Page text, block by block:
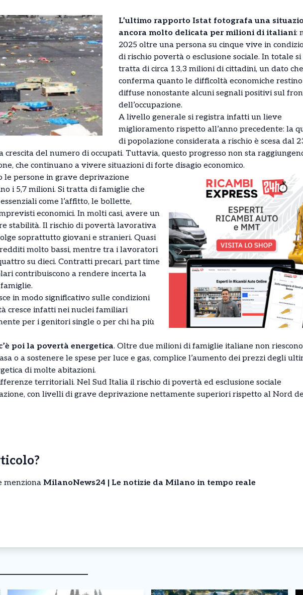
L’ultimo rapporto Istat fotografa una
ancora molto delicata per milioni di italiani:
2025 oltre una persona su cinque vive in
di rischio povertà o esclusione sociale. In totale si
tratta di circa 13,3 milioni di cittadini, un dato che
conferma quanto le difficoltà economiche restino
diffuse nonostante alcuni segnali positivi sul
dell’occupazione.
A livello generale si registra infatti un lieve
miglioramento rispetto all’anno precedente: la
di popolazione considerata a rischio è scesa dal
crescita del numero di occupati. Tuttavia, questo progresso non sta
che continuano a vivere situazioni di forte disagio economico.
le persone in grave deprivazione
i 5,7 milioni. Si tratta di famiglie che
come l’affitto, le bollette,
economici. In molti casi, avere un
stabilità. Il rischio di povertà lavorativa
soprattutto giovani e stranieri. Quasi
molto bassi, mentre tra i lavoratori
su dieci. Contratti precari, part time
contribuiscono a rendere incerta la
in modo significativo sulle condizioni
cresce infatti nei nuclei familiari
per i genitori single o per chi ha più
poi la povertà energetica. Oltre due milioni di famiglie italiane non
o a sostenere le spese per luce e gas, complice l’aumento dei prezzi degli
di molte abitazioni.
territoriali. Nel Sud Italia il rischio di povertà ed esclusione sociale
con livelli di grave deprivazione nettamente superiori rispetto al Nord
menziona MilanoNews24 | Le notizie da Milano in tempo reale